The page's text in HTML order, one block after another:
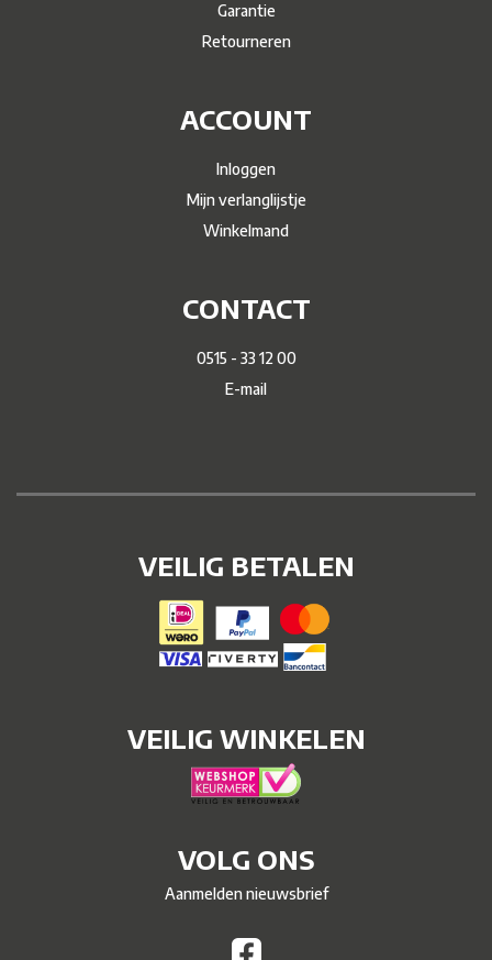
Garantie
Retourneren
ACCOUNT
Inloggen
Mijn verlanglijstje
Winkelmand
CONTACT
0515 - 33 12 00
E-mail
VEILIG BETALEN
VEILIG WINKELEN
VOLG ONS
Aanmelden nieuwsbrief